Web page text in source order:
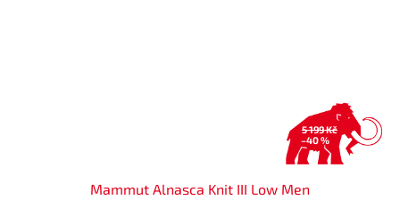
5 199 Kč
–40 %
Mammut Alnasca Knit III Low Men